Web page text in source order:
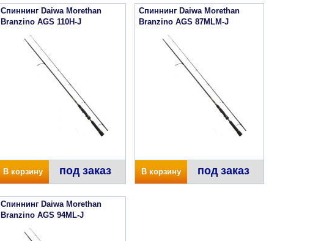
Спиннинг Daiwa Morethan
Branzino AGS 110H-J
В корзину под заказ
Спиннинг Daiwa Morethan
Branzino AGS 87MLM-J
В корзину под заказ
Спиннинг Daiwa Morethan
Branzino AGS 94ML-J